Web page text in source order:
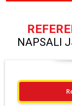
NAPSALI